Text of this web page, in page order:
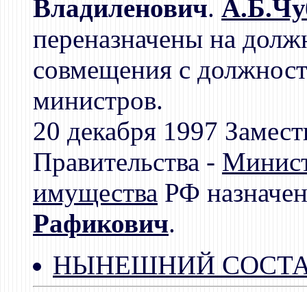
Владиленович.
переназначены на
совмещения с
министров.
20 декабря 1997
Правительства -
имущества РФ
Рафикович.
НЫНЕШНИЙ